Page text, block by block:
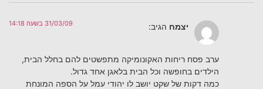
יצמח הגיב: 31/03/09 בשעה 14:18
ערב פסח ריחות האקונומיקה מתפשטים להם בחלל הבית,
הילדים בחופשה וכל הבית בלאגן אחד גדול.
כמה דקות של שקט יושב לו יהודי עמל על הספה המונחת